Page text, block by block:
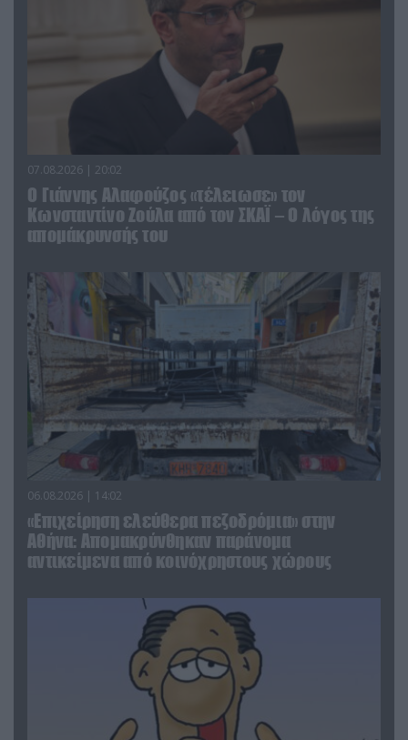
07.08.2026 | 20:02
Ο Γιάννης Αλαφούζος «τέλειωσε» τον
Κωνσταντίνο Ζούλα από τον ΣΚΑΪ – Ο λόγος της
απομάκρυνσής του
06.08.2026 | 14:02
«Επιχείρηση ελεύθερα πεζοδρόμια» στην
Αθήνα: Απομακρύνθηκαν παράνομα
αντικείμενα από κοινόχρηστους χώρους